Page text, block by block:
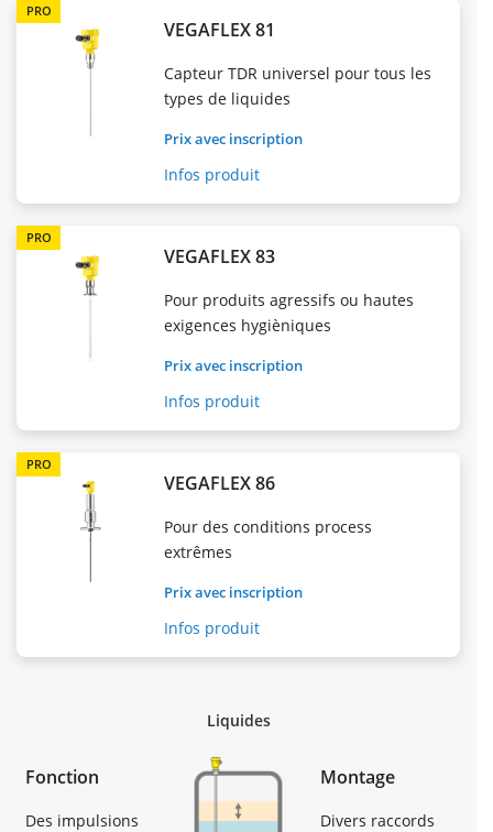
PRO
VEGAFLEX 81
Capteur TDR universel pour tous les
types de liquides
Prix avec inscription
Infos produit
PRO
VEGAFLEX 83
Pour produits agressifs ou hautes
exigences hygièniques
Prix avec inscription
Infos produit
PRO
VEGAFLEX 86
Pour des conditions process
extrêmes
Prix avec inscription
Infos produit
Liquides
Fonction
Des impulsions
Montage
Divers raccords